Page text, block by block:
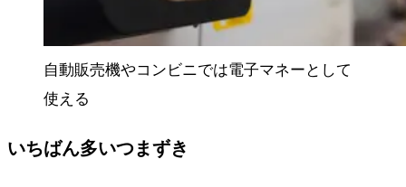
自動販売機やコンビニでは電子マネーとして
使える
いちばん多いつまずき